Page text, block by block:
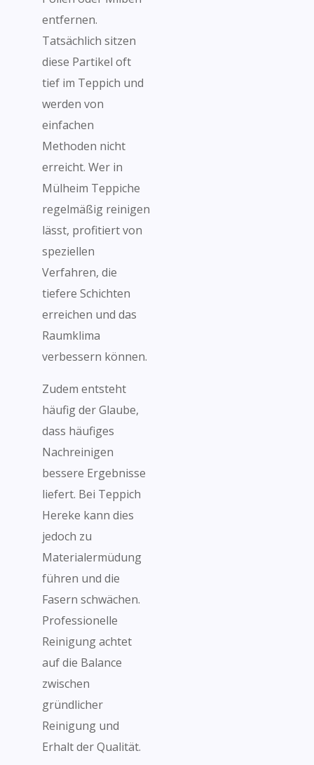
entfernen.
Tatsächlich sitzen
diese Partikel oft
tief im Teppich und
werden von
einfachen
Methoden nicht
erreicht. Wer in
Mülheim Teppiche
regelmäßig reinigen
lässt, profitiert von
speziellen
Verfahren, die
tiefere Schichten
erreichen und das
Raumklima
verbessern können.
Zudem entsteht
häufig der Glaube,
dass häufiges
Nachreinigen
bessere Ergebnisse
liefert. Bei Teppich
Hereke kann dies
jedoch zu
Materialermüdung
führen und die
Fasern schwächen.
Professionelle
Reinigung achtet
auf die Balance
zwischen
gründlicher
Reinigung und
Erhalt der Qualität.